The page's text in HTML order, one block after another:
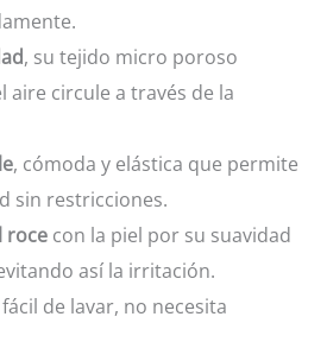
, su tejido micro poroso
aire circule a través de la
, cómoda y elástica que permite
sin restricciones.
roce con la piel por su suavidad
así la irritación.
fácil de lavar, no necesita